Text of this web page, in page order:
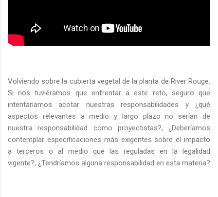
Volviendo sobre la cubierta vegetal de la planta de River Rouge.
Si nos tuviéramos que enfrentar a este reto, seguro que
intentaríamos acotar nuestras responsabilidades y ¿qué
aspectos relevantes a medio y largo plazo no serían de
nuestra responsabilidad como proyectistas?, ¿Deberíamos
contemplar especificaciones más exigentes sobre el impacto
a terceros o al medio que las reguladas en la legalidad
vigente?, ¿Tendríamos alguna responsabilidad en esta materia?